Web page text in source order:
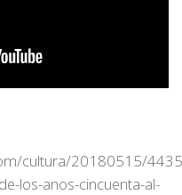
cultura/20180515/
los-anos-cincuenta-al-